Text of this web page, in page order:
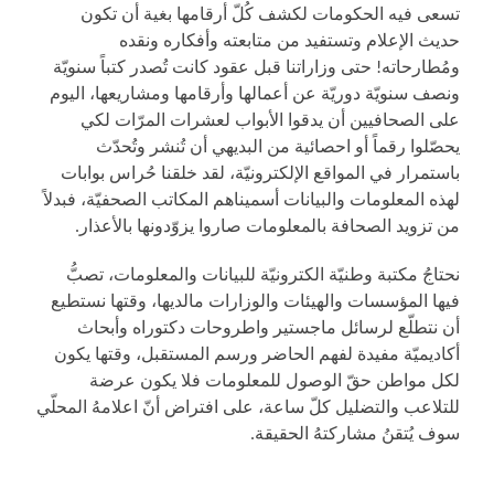
تسعى فيه الحكومات لكشف كُلّ أرقامها بغية أن تكون
حديث الإعلام وتستفيد من متابعته وأفكاره ونقده
ومُطارحاته! حتى وزاراتنا قبل عقود كانت تُصدر كتباً سنويّة
ونصف سنويّة دوريّة عن أعمالها وأرقامها ومشاريعها، اليوم
على الصحافيين أن يدقوا الأبواب لعشرات المرّات لكي
يحصّلوا رقماً أو احصائية من البديهي أن تُنشر وتُحدّث
باستمرار في المواقع الإلكترونيّة، لقد خلقنا حُراس بوابات
لهذه المعلومات والبيانات أسميناهم المكاتب الصحفيّة، فبدلاً
من تزويد الصحافة بالمعلومات صاروا يزوّدونها بالأعذار.
نحتاجُ مكتبة وطنيّة الكترونيّة للبيانات والمعلومات، تصبُّ
فيها المؤسسات والهيئات والوزارات مالديها، وقتها نستطيع
أن نتطلّع لرسائل ماجستير واطروحات دكتوراه وأبحاث
أكاديميّة مفيدة لفهم الحاضر ورسم المستقبل، وقتها يكون
لكل مواطن حقّ الوصول للمعلومات فلا يكون عرضة
للتلاعب والتضليل كلّ ساعة، على افتراض أنّ اعلامهُ المحلّي
سوف يُتقنُ مشاركتهُ الحقيقة.